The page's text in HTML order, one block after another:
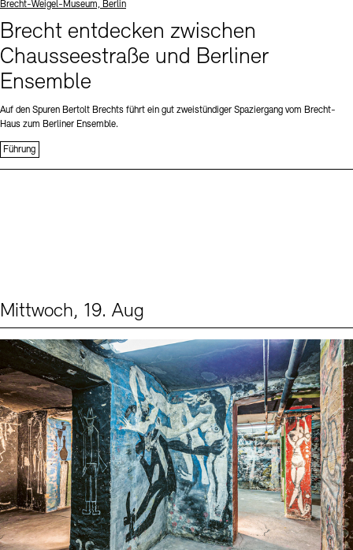
Standort
Brecht-Weigel-Museum, Berlin
Brecht entdecken zwischen
Chausseestraße und Berliner
Ensemble
Auf den Spuren Bertolt Brechts führt ein gut zweistündiger Spaziergang vom Brecht-
Haus zum Berliner Ensemble.
Führung
Mittwoch, 19. Aug